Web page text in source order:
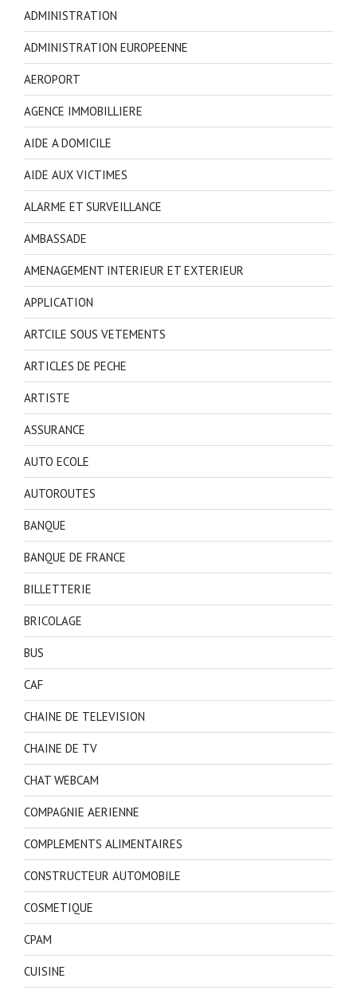
ADMINISTRATION
ADMINISTRATION EUROPEENNE
AEROPORT
AGENCE IMMOBILLIERE
AIDE A DOMICILE
AIDE AUX VICTIMES
ALARME ET SURVEILLANCE
AMBASSADE
AMENAGEMENT INTERIEUR ET EXTERIEUR
APPLICATION
ARTCILE SOUS VETEMENTS
ARTICLES DE PECHE
ARTISTE
ASSURANCE
AUTO ECOLE
AUTOROUTES
BANQUE
BANQUE DE FRANCE
BILLETTERIE
BRICOLAGE
BUS
CAF
CHAINE DE TELEVISION
CHAINE DE TV
CHAT WEBCAM
COMPAGNIE AERIENNE
COMPLEMENTS ALIMENTAIRES
CONSTRUCTEUR AUTOMOBILE
COSMETIQUE
CPAM
CUISINE